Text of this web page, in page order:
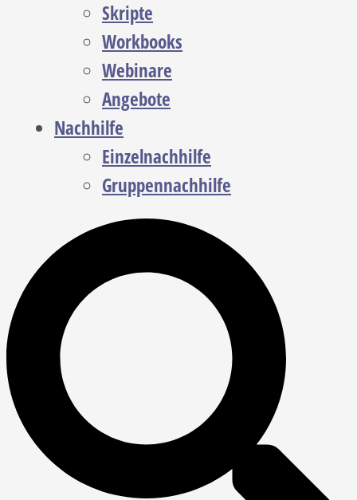
Skripte
Workbooks
Webinare
Angebote
Nachhilfe
Einzelnachhilfe
Gruppennachhilfe